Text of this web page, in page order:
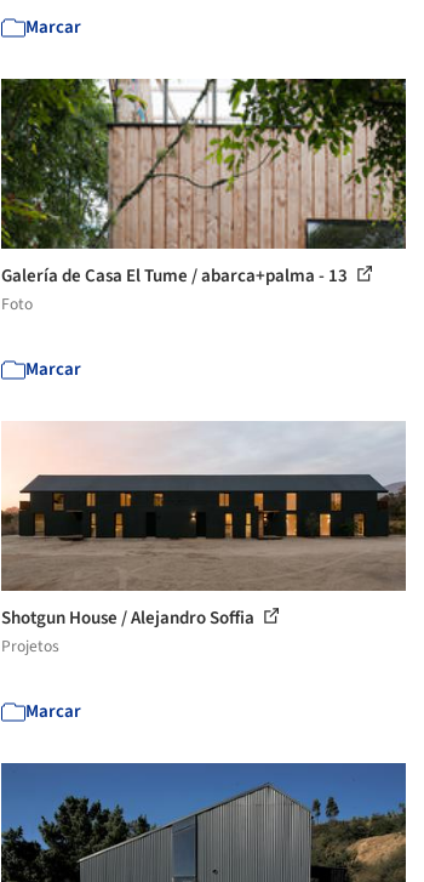
Marcar
Galería de Casa El Tume / abarca+palma - 13
Foto
Marcar
Shotgun House / Alejandro Soffia
Projetos
Marcar